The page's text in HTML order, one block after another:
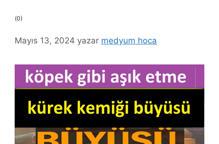
(0)
Mayıs 13, 2024 yazar medyum hoca